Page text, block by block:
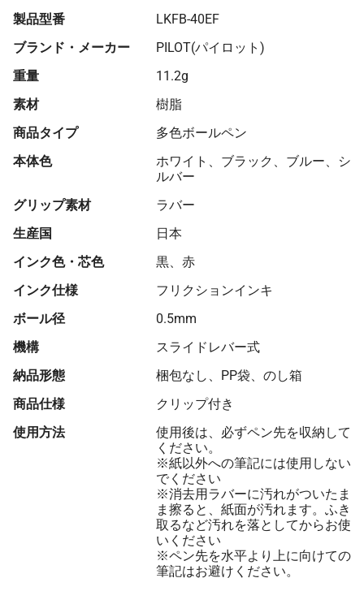
製品型番
LKFB-40EF
ブランド・メーカー
PILOT(パイロット)
重量
11.2g
素材
樹脂
商品タイプ
多色ボールペン
本体色
ホワイト、ブラック、ブルー、シ
ルバー
グリップ素材
ラバー
生産国
日本
インク色・芯色
黒、赤
インク仕様
フリクションインキ
ボール径
0.5mm
機構
スライドレバー式
納品形態
梱包なし、PP袋、のし箱
商品仕様
クリップ付き
使用方法
使用後は、必ずペン先を収納して
ください。
※紙以外への筆記には使用しない
でください
※消去用ラバーに汚れがついたま
ま擦ると、紙面が汚れます。ふき
取るなど汚れを落としてからお使
いください
※ペン先を水平より上に向けての
筆記はお避けください。